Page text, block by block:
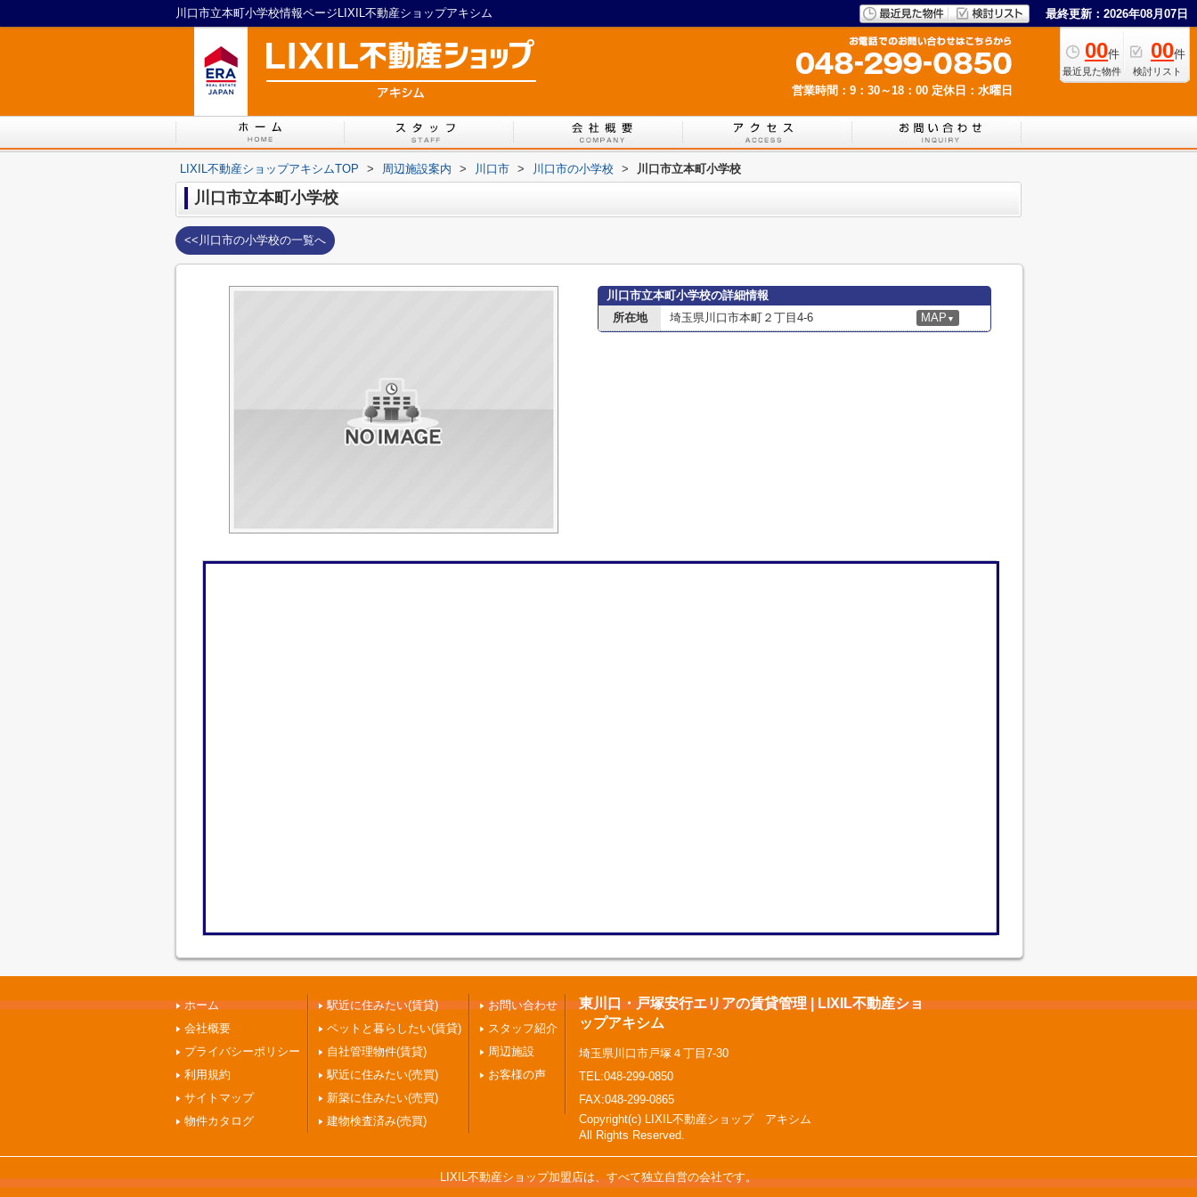
川口市立本町小学校情報ページLIXIL不動産ショップアキシム 最終更新：2026年08月07日
00件
最近見た物件
00件
検討リスト
営業時間：9：30～18：00 定休日：水曜日
LIXIL不動産ショップアキシムTOP > 周辺施設案内 > 川口市 > 川口市の小学校 > 川口市立本町小学校
川口市立本町小学校
<<川口市の小学校の一覧へ
川口市立本町小学校の詳細情報
所在地
埼玉県川口市本町２丁目4-6 MAP ▼
ホーム
会社概要
プライバシーポリシー
利用規約
サイトマップ
物件カタログ
駅近に住みたい(賃貸)
ペットと暮らしたい(賃貸)
自社管理物件(賃貸)
駅近に住みたい(売買)
新築に住みたい(売買)
建物検査済み(売買)
お問い合わせ
スタッフ紹介
周辺施設
お客様の声
東川口・戸塚安行エリアの賃貸管理 | LIXIL不動産ショ
ップアキシム
埼玉県川口市戸塚４丁目7-30
TEL:048-299-0850
FAX:048-299-0865
Copyright(c) LIXIL不動産ショップ アキシム
All Rights Reserved.
LIXIL不動産ショップ加盟店は、すべて独立自営の会社です。